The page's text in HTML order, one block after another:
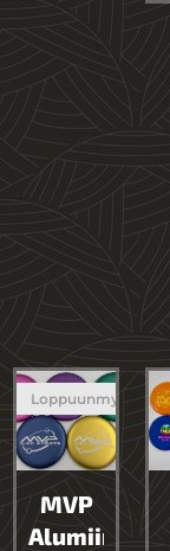
MVP
Alumiininen
Loppuunmyyty